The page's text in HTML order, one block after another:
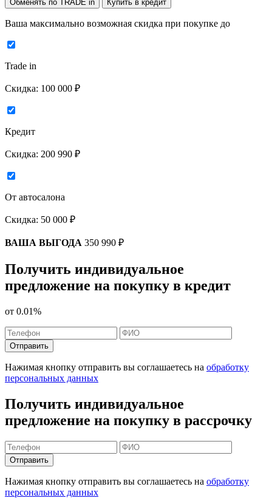
Обменять по TRADE in Купить в кредит
Ваша максимально возможная скидка при покупке до
Trade in
Скидка: 100 000 ₽
Кредит
Скидка: 200 990 ₽
От автосалона
Скидка: 50 000 ₽
ВАША ВЫГОДА 350 990 ₽
Получить индивидуальное
предложение на покупку в кредит
от 0.01%
Отправить
Нажимая кнопку отправить вы соглашаетесь на обработку
персональных данных
Получить индивидуальное
предложение на покупку в рассрочку
Отправить
Нажимая кнопку отправить вы соглашаетесь на обработку
персональных данных